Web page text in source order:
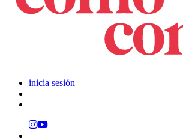
inicia sesión